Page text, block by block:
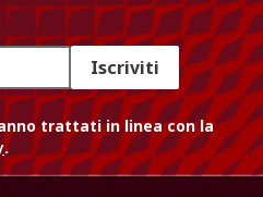
Iscriviti
trattati in linea con la
.